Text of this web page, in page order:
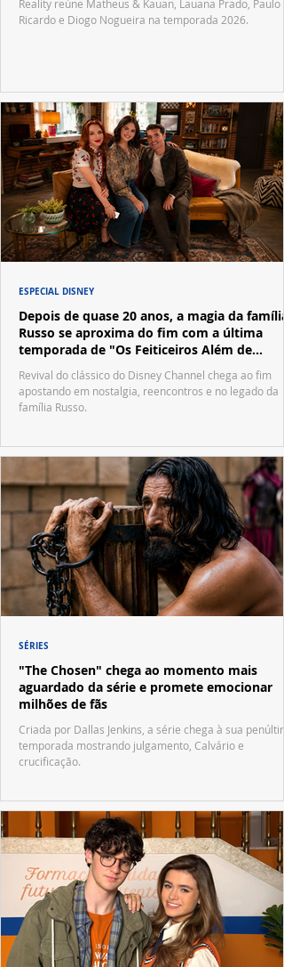
Reality reúne Matheus & Kauan, Lauana Prado, Paulo
Ricardo e Diogo Nogueira na temporada 2026.
Depois de quase 20 anos, a magia da família
Russo se aproxima do fim com a última
temporada de "Os Feiticeiros Além de
Revival do clássico do Disney Channel chega ao fim
apostando em nostalgia, reencontros e no legado da
família Russo.
ESPECIAL DISNEY
"The Chosen" chega ao momento mais
aguardado da série e promete emocionar
milhões de fãs
Criada por Dallas Jenkins, a série chega à sua
temporada mostrando julgamento, Calvário e
crucificação.
SÉRIES